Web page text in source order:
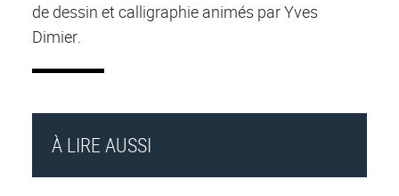
de dessin et calligraphie animés par Yves
Dimier.
À LIRE AUSSI